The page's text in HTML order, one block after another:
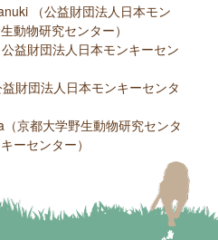
（公益財団法人日本モン
動物研究センター）
益財団法人日本モンキーセン
財団法人日本モンキーセンタ
京都大学野生動物研究センタ
ーセンター）